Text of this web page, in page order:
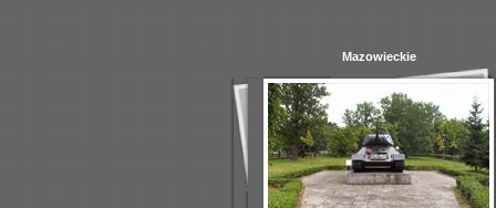
Mazowieckie